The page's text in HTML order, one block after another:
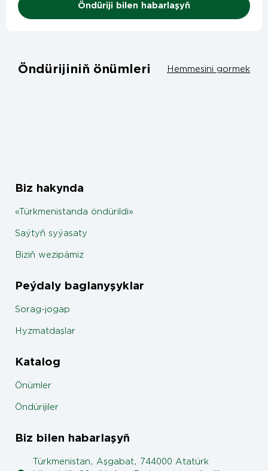
Öndüriji bilen habarlaşyň
Öndürijiniň önümleri Hemmesini gormek
Biz hakynda
«Türkmenistanda öndürildi»
Saýtyň syýasaty
Biziň wezipämiz
Peýdaly baglanyşyklar
Sorag-jogap
Hyzmatdaşlar
Katalog
Önümler
Öndürijiler
Biz bilen habarlaşyň
Türkmenistan, Aşgabat, 744000 Atatürk